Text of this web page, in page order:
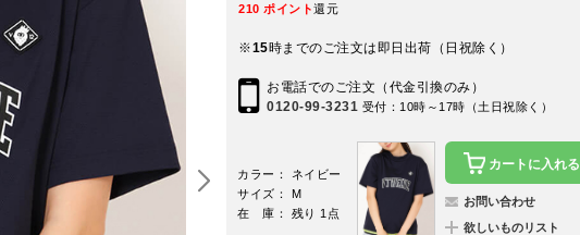
210 ポイント還元
※15時までのご注文は即日出荷（日祝除く）
お電話でのご注文（代金引換のみ）
0120-99-3231 受付：10時～17時（土日祝除く）
カラー： ネイビー
サイズ： M
在 庫： 残り 1点
カートに入れる
お問い合わせ
欲しいものリスト